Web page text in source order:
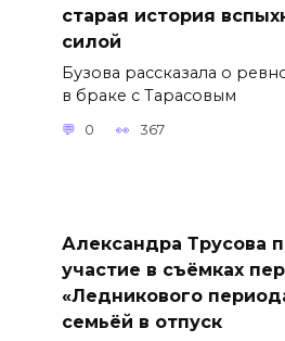
старая история
силой
Бузова рассказала о
в браке с Тарасовым
0 367
Александра Трусова
участие в съёмках
«Ледникового
семьёй в отпуск